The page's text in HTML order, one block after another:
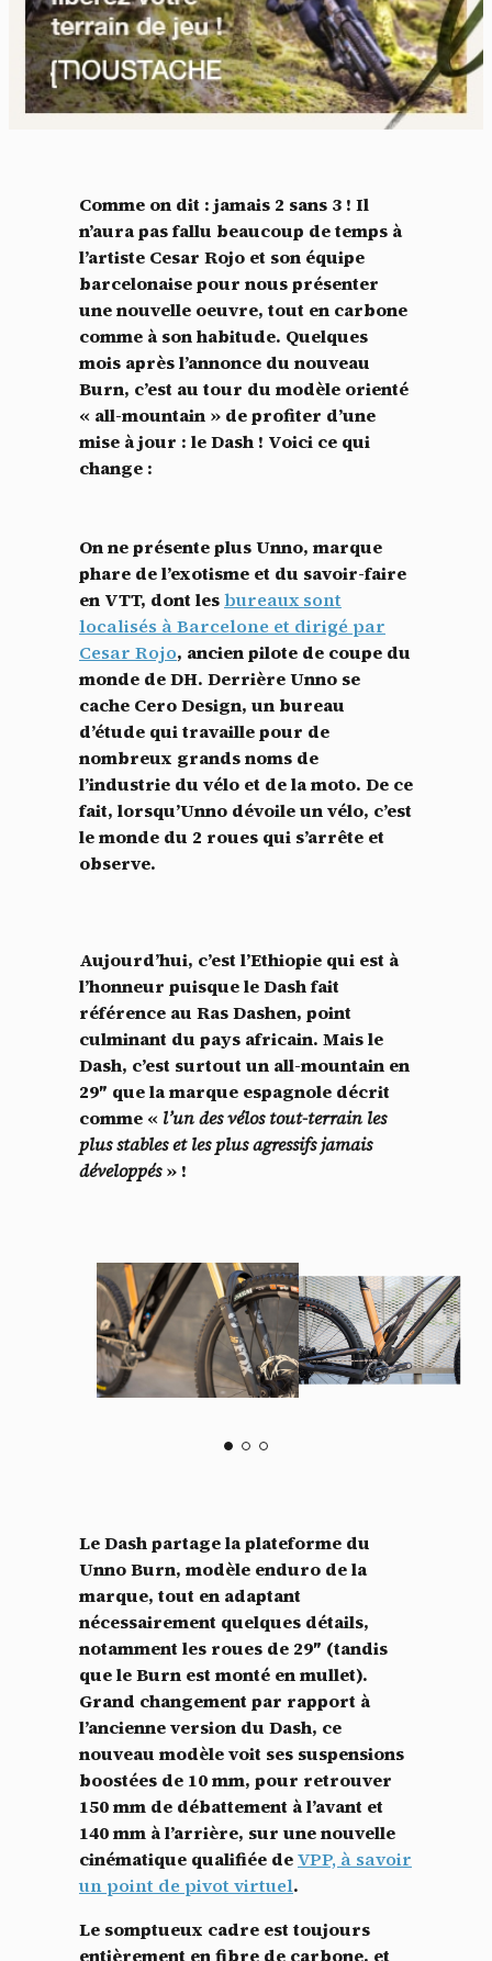
Comme on dit : jamais 2 sans 3 ! Il
n’aura pas fallu beaucoup de temps à
l’artiste Cesar Rojo et son équipe
barcelonaise pour nous présenter
une nouvelle oeuvre, tout en carbone
comme à son habitude. Quelques
mois après l’annonce du nouveau
Burn, c’est au tour du modèle orienté
« all-mountain » de profiter d’une
mise à jour : le Dash ! Voici ce qui
change :
On ne présente plus Unno, marque
phare de l’exotisme et du savoir-faire
en VTT, dont lesbureaux sont
localisés à Barcelone et dirigé par
Cesar Rojo, ancien pilote de coupe du
monde de DH. Derrière Unno se
cache Cero Design, un bureau
d’étude qui travaille pour de
nombreux grands noms de
l’industrie du vélo et de la moto. De ce
fait, lorsqu’Unno dévoile un vélo, c’est
le monde du 2 roues qui s’arrête et
observe.
Aujourd’hui, c’est l’Ethiopie qui est à
l’honneur puisque le Dash fait
référence au Ras Dashen, point
culminant du pays africain. Mais le
Dash, c’est surtout un all-mountain en
29″ que la marque espagnole décrit
comme « l’un des vélos tout-terrain les
plus stables et les plus agressifs jamais
développés» !
Le Dash partage la plateforme du
Unno Burn, modèle enduro de la
marque, tout en adaptant
nécessairement quelques détails,
notamment les roues de 29″ (tandis
que le Burn est monté en mullet).
Grand changement par rapport à
l’ancienne version du Dash, ce
nouveau modèle voit ses suspensions
boostées de 10 mm, pour retrouver
150 mm de débattement à l’avant et
140 mm à l’arrière, sur une nouvelle
cinématique qualifiée deVPP, à savoir
un point de pivot virtuel.
Le somptueux cadre est toujours
entièrement en fibre de carbone, et